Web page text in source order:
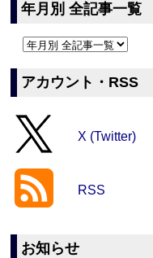
年月別 全記事一覧
アカウント・RSS
X (Twitter)
RSS
お知らせ